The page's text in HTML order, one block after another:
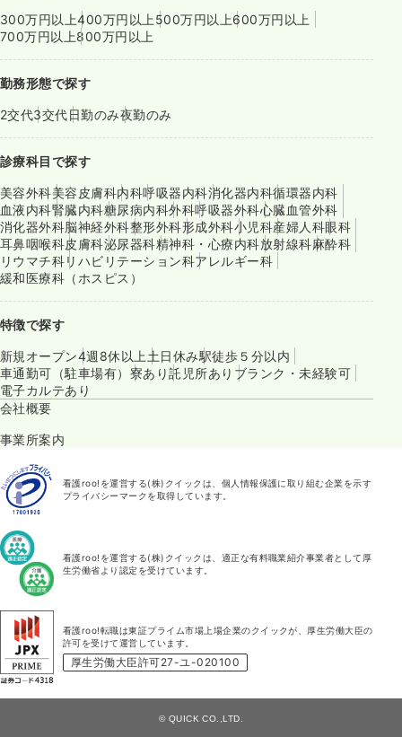
300万円以上400万円以上 500万円以上600万円以上
700万円以上800万円以上
勤務形態で探す
2交代3交代日勤のみ夜勤のみ
診療科目で探す
美容外科美容皮膚科内科呼吸器内科消化器内科循環器内科
血液内科腎臓内科糖尿病内科外科呼吸器外科心臓血管外科
消化器外科脳神経外科整形外科形成外科小児科産婦人科眼科
耳鼻咽喉科皮膚科泌尿器科精神科・心療内科放射線科麻酔科
リウマチ科リハビリテーション科アレルギー科
緩和医療科（ホスピス）
特徴で探す
新規オープン4週8休以上 土日休み駅徒歩５分以内
車通勤可（駐車場有） 寮あり託児所あり ブランク・未経験可
電子カルテあり
会社概要
事業所案内
看護roo!を運営する(株)クイックは、個人情報保護に取り組む企業を示す
プライバシーマークを取得しています。
看護roo!を運営する(株)クイックは、適正な有料職業紹介事業者として厚
生労働省より認定を受けています。
看護roo!転職は東証プライム市場上場企業のクイックが、厚生労働大臣の
許可を受けて運営しています。
厚生労働大臣許可27-ユ-020100
© QUICK CO.,LTD.